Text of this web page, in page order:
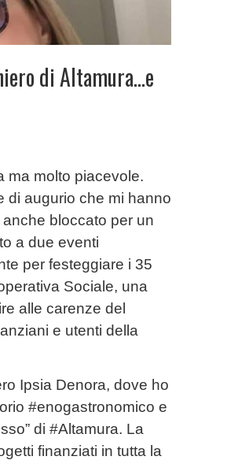
di Altamura…e
ma molto piacevole.
di augurio che mi hanno
bloccato per un
a due eventi
per festeggiare i 35
Sociale, una
alle carenze del
e utenti della
Ipsia Denora, dove ho
#enogastronomico e
di #Altamura. La
finanziati in tutta la